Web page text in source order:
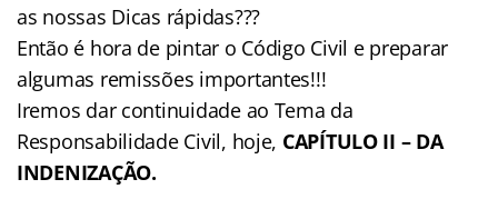
as nossas Dicas rápidas???
Então é hora de pintar o Código Civil e preparar
algumas remissões importantes!!!
Iremos dar continuidade ao Tema da
Responsabilidade Civil, hoje, CAPÍTULO II – DA
INDENIZAÇÃO.